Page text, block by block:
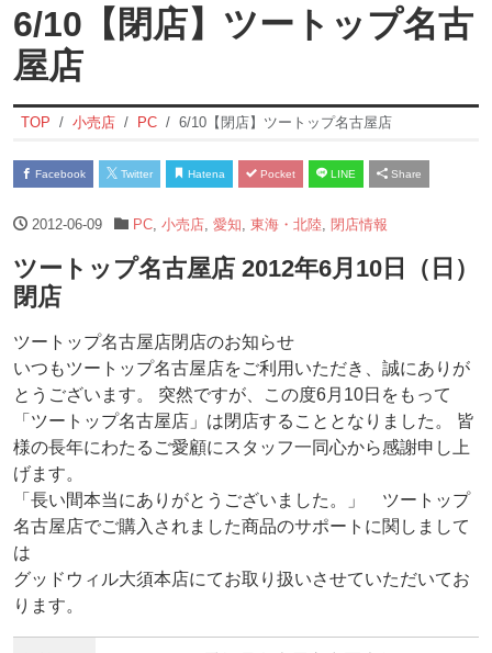
6/10【閉店】ツートップ名古
屋店
TOP 小売店 PC 6/10【閉店】ツートップ名古屋店
Facebook Twitter Hatena Pocket LINE Share
2012-06-09 PC, 小売店, 愛知 東海・北陸, 閉店情報
ツートップ名古屋店 2012年6月10日（日）
閉店
ツートップ名古屋店閉店のお知らせ
いつもツートップ名古屋店をご利用いただき、誠にありが
とうございます。 突然ですが、この度6月10日をもって
「ツートップ名古屋店」は閉店することとなりました。 皆
様の長年にわたるご愛顧にスタッフ一同心から感謝申し上
げます。
「長い間本当にありがとうございました。」 ツートップ
名古屋店でご購入されました商品のサポートに関しまして
は
グッドウィル大須本店にてお取り扱いさせていただいてお
ります。